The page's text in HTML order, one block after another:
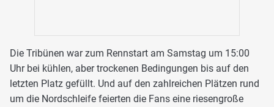
Die Tribünen war zum Rennstart am Samstag um 15:00
Uhr bei kühlen, aber trockenen Bedingungen bis auf den
letzten Platz gefüllt. Und auf den zahlreichen Plätzen rund
um die Nordschleife feierten die Fans eine riesengroße